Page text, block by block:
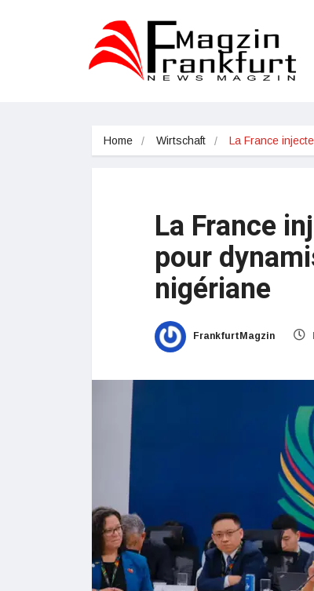
Home Wirtschaft La France
La France
pour
nigériane
FrankfurtMagzin